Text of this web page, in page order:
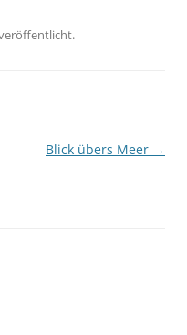
Blick übers Meer →